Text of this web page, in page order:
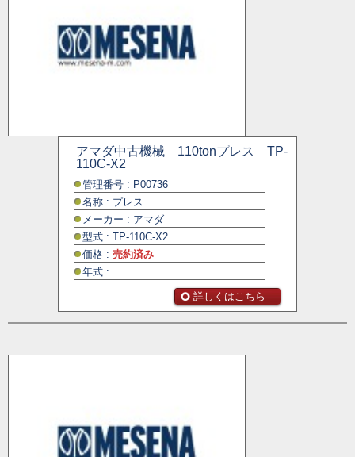
アマダ中古機械 110tonプレス TP-
110C-X2
管理番号 : P00736
名称 : プレス
メーカー : アマダ
型式 : TP-110C-X2
価格 : 売約済み
年式 :
詳しくはこちら